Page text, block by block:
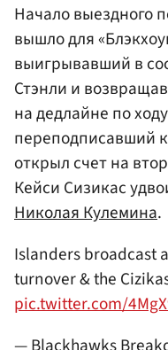
Начало выездного
вышло для
выигрывавший в
Стэнли и
на дедлайне по
переподписавший
открыл счет на
Кейси Сизикас
Николая Кулемина.
Islanders broadcast
turnover & the
pic.twitter.com/